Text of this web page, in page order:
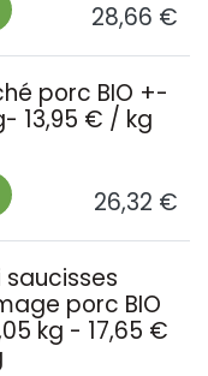
28,66 €
porc BIO +-
13,95 € / kg
26,32 €
saucisses
porc BIO
kg - 17,65 €